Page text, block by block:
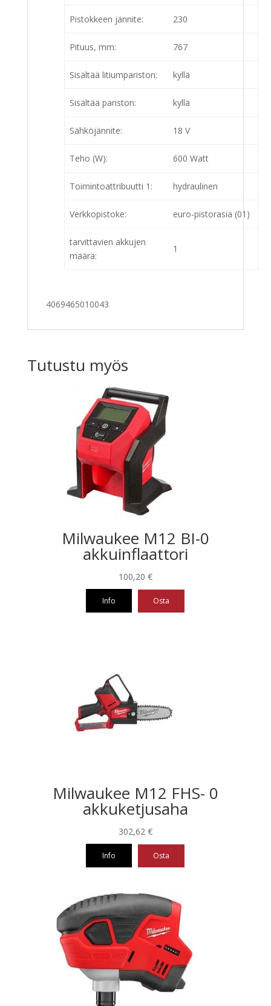
Pistokkeen jännite: 230
Pituus, mm: 767
Sisältää litiumpariston: kyllä
Sisältää pariston: kyllä
Sähköjännite: 18 V
Teho (W): 600 Watt
Toimintoattribuutti 1: hydraulinen
Verkkopistoke: euro-pistorasia (01)
tarvittavien akkujen
määrä:
1
4069465010043
Tutustu myös
Milwaukee M12 BI-0
akkuinflaattori
100,20 €
Info Osta
Milwaukee M12 FHS- 0
akkuketjusaha
302,62 €
Info Osta